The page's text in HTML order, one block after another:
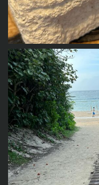
1年前の事なので、若干記憶が曖昧